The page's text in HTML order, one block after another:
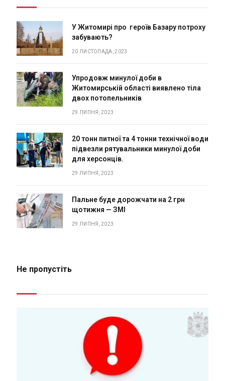
У Житомирі про героїв Базару потроху
забувають?
20 ЛИСТОПАДА, 2023
Упродовж минулої доби в
Житомирській області виявлено тіла
двох потопельників
29 ЛИПНЯ, 2023
20 тонн питної та 4 тонни технічної води
підвезли рятувальники минулої доби
для херсонців.
29 ЛИПНЯ, 2023
Пальне буде дорожчати на 2 грн
щотижня — ЗМІ
29 ЛИПНЯ, 2023
Не пропустіть